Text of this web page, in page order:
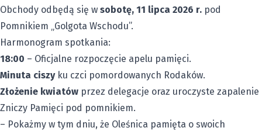
Obchody odbędą się w sobotę, 11 lipca 2026 r. pod
Pomnikiem „Golgota Wschodu”.
Harmonogram spotkania:
18:00 – Oficjalne rozpoczęcie apelu pamięci.
Minuta ciszyku czci pomordowanych Rodaków.
Złożenie kwiatów przez delegacje oraz uroczyste zapalenie
Zniczy Pamięci pod pomnikiem.
– Pokażmy w tym dniu, że Oleśnica pamięta o swoich